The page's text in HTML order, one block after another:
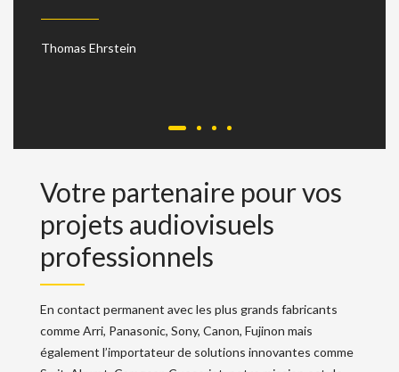
Thomas Ehrstein
Votre partenaire pour vos
projets audiovisuels
professionnels
En contact permanent avec les plus grands fabricants
comme Arri, Panasonic, Sony, Canon, Fujinon mais
également l’importateur de solutions innovantes comme